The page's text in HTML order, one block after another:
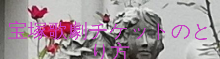
ン
宝塚歌劇チケットのと
り方